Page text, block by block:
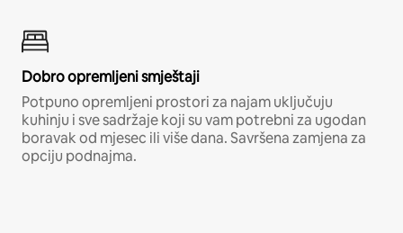
Dobro opremljeni smještaji
Potpuno opremljeni prostori za najam uključuju
kuhinju i sve sadržaje koji su vam potrebni za ugodan
boravak od mjesec ili više dana. Savršena zamjena za
opciju podnajma.